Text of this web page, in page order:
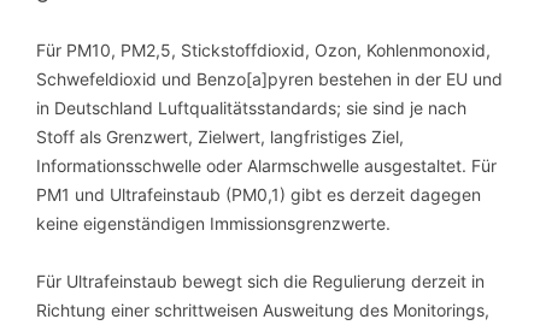
Für PM10, PM2,5, Stickstoffdioxid, Ozon, Kohlenmonoxid,
Schwefeldioxid und Benzo[a]pyren bestehen in der EU und
in Deutschland Luftqualitätsstandards; sie sind je nach
Stoff als Grenzwert, Zielwert, langfristiges Ziel,
Informationsschwelle oder Alarmschwelle ausgestaltet. Für
PM1 und Ultrafeinstaub (PM0,1) gibt es derzeit dagegen
keine eigenständigen Immissionsgrenzwerte.
Für Ultrafeinstaub bewegt sich die Regulierung derzeit in
Richtung einer schrittweisen Ausweitung des Monitorings,